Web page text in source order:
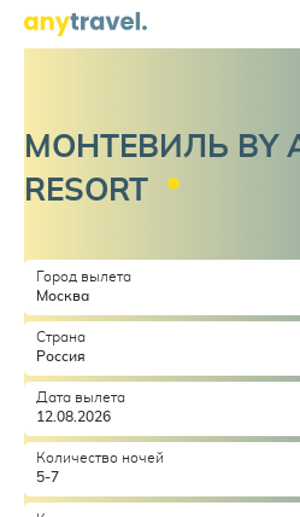
МОНТЕВИЛЬ BY
RESORT
Город вылета
Москва
Страна
Россия
Дата вылета
12.08.2026
Количество ночей
5-7